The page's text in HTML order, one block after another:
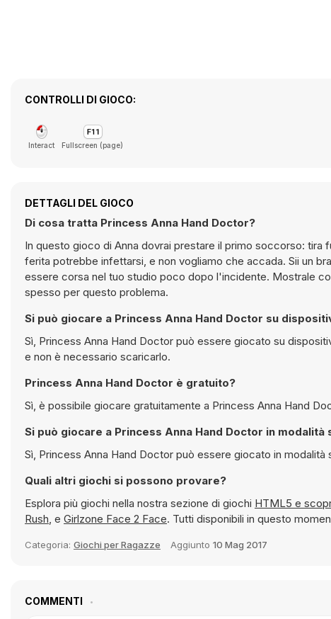
CONTROLLI DI GIOCO:
Interact Fullscreen (page)
DETTAGLI DEL GIOCO
Di cosa tratta Princess Anna Hand Doctor?
In questo gioco di Anna dovrai prestare il primo soccorso: tira
ferita potrebbe infettarsi, e non vogliamo che accada. Sii un
essere corsa nel tuo studio poco dopo l'incidente. Mostrale
spesso per questo problema.
Si può giocare a Princess Anna Hand Doctor su
Sì, Princess Anna Hand Doctor può essere giocato su dispositivi mobili ma anche su computer desktop. Funziona direttamente nel browser
e non è necessario scaricarlo.
Princess Anna Hand Doctor è gratuito?
Si può giocare a Princess
Sì, Princess Anna Hand Doctor può
Quali altri giochi si possono provare?
Esplora più giochi nella nostra sezione di giochi
HTML5
Rush, e Girlzone Face 2 Face. Tutti disponibili in questo
Categoria: Giochi per Ragazze Aggiunto 10 Mag 2017
COMMENTI